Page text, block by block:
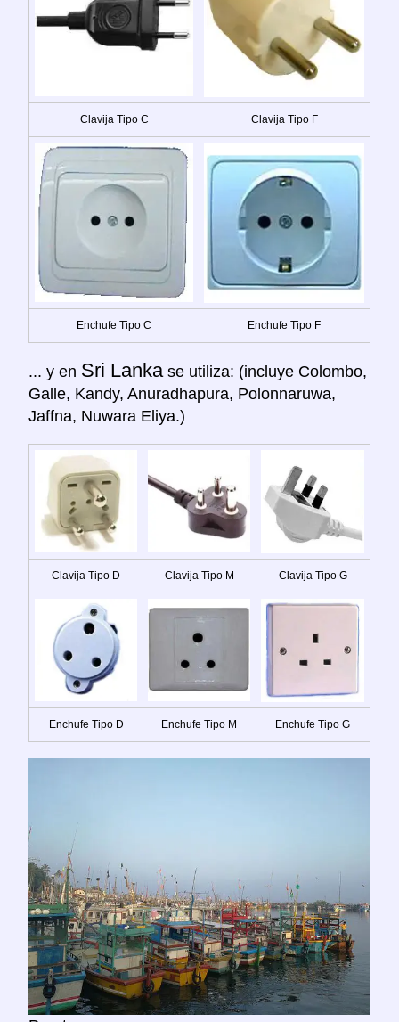
Clavija Tipo C Clavija Tipo F
Enchufe Tipo C Enchufe Tipo F
... y en Sri Lanka se utiliza: (incluye Colombo,
Galle, Kandy, Anuradhapura, Polonnaruwa,
Jaffna, Nuwara Eliya.)
Clavija Tipo D Clavija Tipo M Clavija Tipo G
Enchufe Tipo D Enchufe Tipo M Enchufe Tipo G